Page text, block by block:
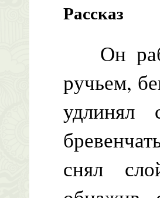
Рассказ
Он
ручьем,
удлинял
снял